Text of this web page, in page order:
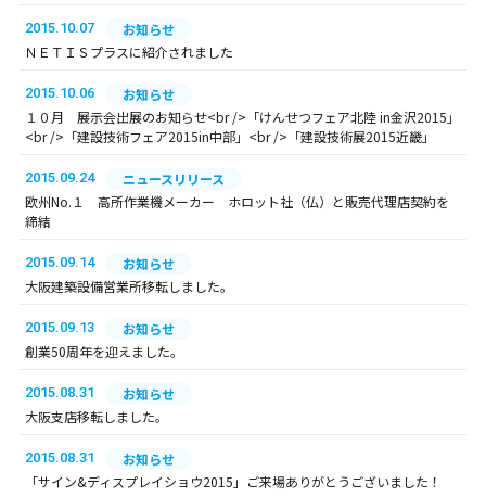
2015.10.07
お知らせ
ＮＥＴＩＳプラスに紹介されました
2015.10.06
お知らせ
１０月 展示会出展のお知らせ<br />「けんせつフェア北陸 in金沢2015」
<br />「建設技術フェア2015in中部」<br />「建設技術展2015近畿」
2015.09.24
ニュースリリース
欧州No.１ 高所作業機メーカー ホロット社（仏）と販売代理店契約を
締結
2015.09.14
お知らせ
大阪建築設備営業所移転しました。
2015.09.13
お知らせ
創業50周年を迎えました。
2015.08.31
お知らせ
大阪支店移転しました。
2015.08.31
お知らせ
「サイン&ディスプレイショウ2015」ご来場ありがとうございました！